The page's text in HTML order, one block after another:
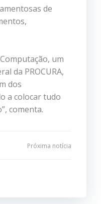
de
um
da PROCURA,
dos
a colocar tudo
comenta.
Próxima notícia